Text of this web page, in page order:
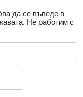
да се въведе в
Не работим с